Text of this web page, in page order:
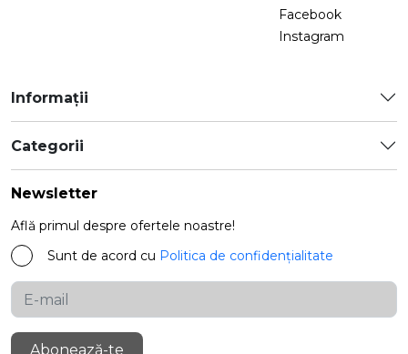
Facebook
Instagram
Informații
Categorii
Newsletter
Află primul despre ofertele noastre!
Sunt de acord cu Politica de confidențialitate
Abonează-te